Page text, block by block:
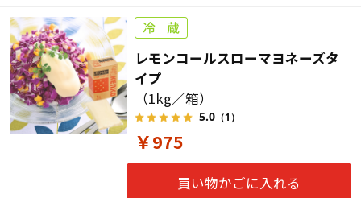
レモンコールスローマヨネーズタ
イプ
（1kg／箱）
5.0（1）
￥975
買い物かごに入れる